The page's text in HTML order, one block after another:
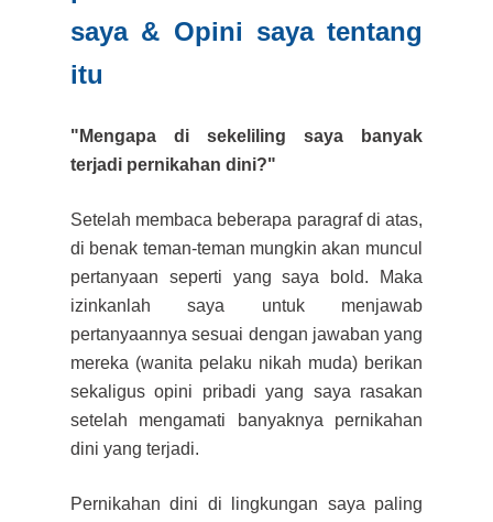
saya & Opini saya tentang
itu
"Mengapa di sekeliling saya banyak
terjadi pernikahan dini?"
Setelah membaca beberapa paragraf di atas,
di benak teman-teman mungkin akan muncul
pertanyaan seperti yang saya bold. Maka
izinkanlah saya untuk menjawab
pertanyaannya sesuai dengan jawaban yang
mereka (wanita pelaku nikah muda) berikan
sekaligus opini pribadi yang saya rasakan
setelah mengamati banyaknya pernikahan
dini yang terjadi.
Pernikahan dini di lingkungan saya paling